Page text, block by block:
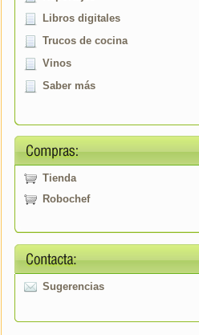
Libros digitales
Trucos de cocina
Vinos
Saber más
Tienda
Robochef
Sugerencias